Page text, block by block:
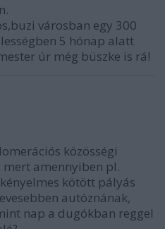
városban egy 300
5 hónap alatt
úr még büszke is rá!
közösségi
mert amennyiben pl.
kötött pályás
autóznának,
nap a dugókban reggel